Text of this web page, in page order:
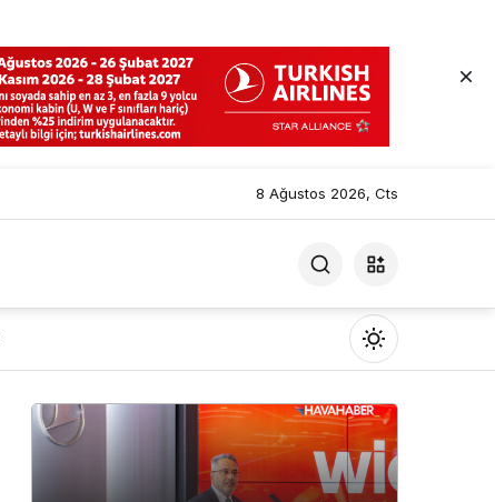
8 Ağustos 2026, Cts
Mod
değiştir